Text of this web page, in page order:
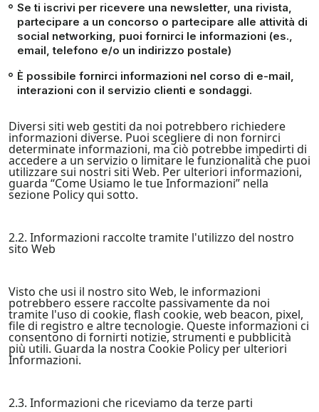
Se ti iscrivi per ricevere una newsletter, una rivista,
partecipare a un concorso o partecipare alle attività di
social networking, puoi fornirci le informazioni (es.,
email, telefono e/o un indirizzo postale)
È possibile fornirci informazioni nel corso di e-mail,
interazioni con il servizio clienti e sondaggi.
Diversi siti web gestiti da noi potrebbero richiedere
informazioni diverse. Puoi scegliere di non fornirci
determinate informazioni, ma ciò potrebbe impedirti di
accedere a un servizio o limitare le funzionalità che puoi
utilizzare sui nostri siti Web. Per ulteriori informazioni,
guarda “Come Usiamo le tue Informazioni” nella
sezione Policy qui sotto.
2.2. Informazioni raccolte tramite l'utilizzo del nostro
sito Web
Visto che usi il nostro sito Web, le informazioni
potrebbero essere raccolte passivamente da noi
tramite l'uso di cookie, flash cookie, web beacon, pixel,
file di registro e altre tecnologie. Queste informazioni ci
consentono di fornirti notizie, strumenti e pubblicità
più utili. Guarda la nostra Cookie Policy per ulteriori
Informazioni.
2.3. Informazioni che riceviamo da terze parti